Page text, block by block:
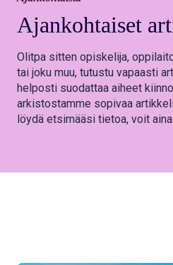
Ajankohtaiset
Olitpa sitten opiskelija,
tai joku muu, tutustu vapaasti
helposti suodattaa aiheet
arkistostamme sopivaa
löydä etsimääsi tietoa, voit